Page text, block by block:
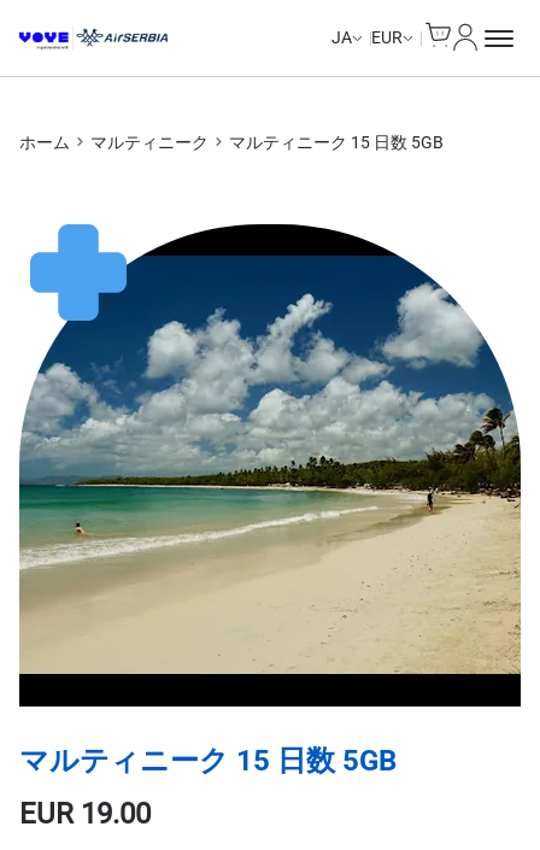
JA EUR
ホーム マルティニーク マルティニーク 15 日数 5GB
マルティニーク 15 日数 5GB
EUR19.00